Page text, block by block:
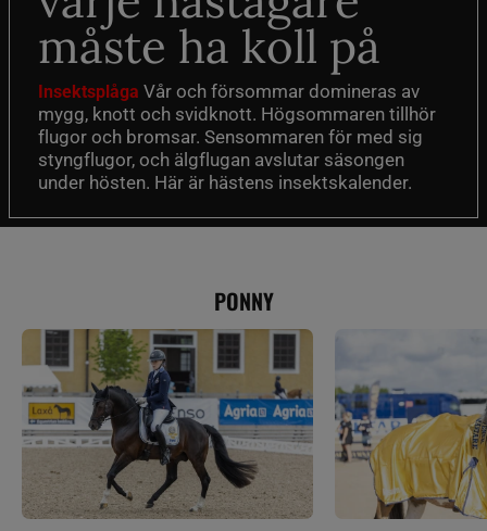
måste ha koll på
Insektsplåga Vår och försommar domineras av
mygg, knott och svidknott. Högsommaren tillhör
flugor och bromsar. Sensommaren för med sig
styngflugor, och älgflugan avslutar säsongen
under hösten. Här är hästens insektskalender.
PONNY